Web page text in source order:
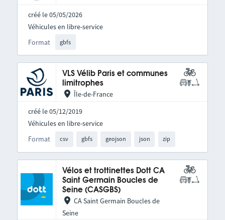
créé le 05/05/2026
Format gbfs
Véhicules en libre-service
VLS Vélib Paris et communes
limitrophes
Île-de-France
créé le 05/12/2019
Format csv gbfs geojson json zip
Véhicules en libre-service
Vélos et trottinettes Dott CA
Saint Germain Boucles de
Seine (CASGBS)
CA Saint Germain Boucles de
Seine